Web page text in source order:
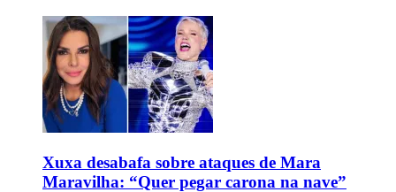
Xuxa desabafa sobre ataques de Mara
Maravilha: “Quer pegar carona na nave”